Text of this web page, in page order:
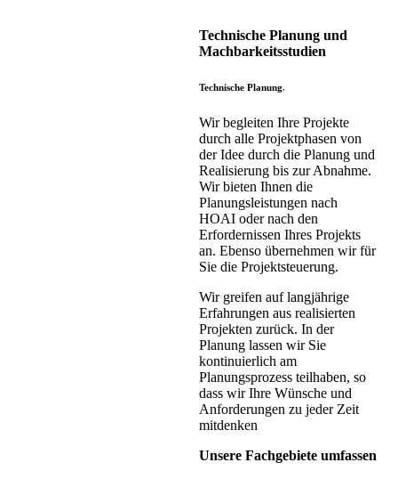
Technische Planung und
Machbarkeitsstudien
Technische Planung.
Wir begleiten Ihre Projekte
durch alle Projektphasen von
der Idee durch die Planung und
Realisierung bis zur Abnahme.
Wir bieten Ihnen die
Planungsleistungen nach
HOAI oder nach den
Erfordernissen Ihres Projekts
an. Ebenso übernehmen wir für
Sie die Projektsteuerung.
Wir greifen auf langjährige
Erfahrungen aus realisierten
Projekten zurück. In der
Planung lassen wir Sie
kontinuierlich am
Planungsprozess teilhaben, so
dass wir Ihre Wünsche und
Anforderungen zu jeder Zeit
mitdenken
Unsere Fachgebiete umfassen